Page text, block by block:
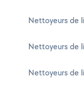
Nettoyeurs de
Nettoyeurs de
Nettoyeurs de